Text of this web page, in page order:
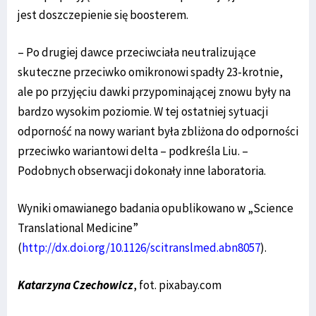
jest doszczepienie się boosterem.
– Po drugiej dawce przeciwciała neutralizujące
skuteczne przeciwko omikronowi spadły 23-krotnie,
ale po przyjęciu dawki przypominającej znowu były na
bardzo wysokim poziomie. W tej ostatniej sytuacji
odporność na nowy wariant była zbliżona do odporności
przeciwko wariantowi delta – podkreśla Liu. –
Podobnych obserwacji dokonały inne laboratoria.
Wyniki omawianego badania opublikowano w „Science
Translational Medicine”
(http://dx.doi.org/10.1126/scitranslmed.abn8057).
Katarzyna Czechowicz, fot. pixabay.com